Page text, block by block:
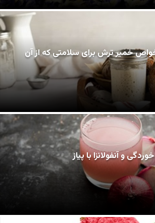
خواص خمیر ترش برای سلامتی که از آن
و آنفولانزا با پیاز